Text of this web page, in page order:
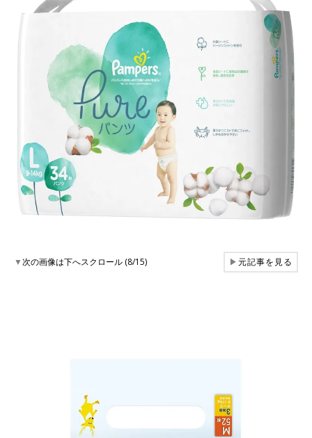
▼次の画像は下へスクロール (8/15) ▶元記事を見る